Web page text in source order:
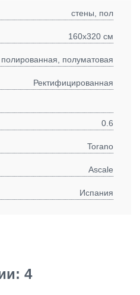
стены, пол
160x320 см
полированная, полуматовая
Ректифицированная
0.6
Torano
Ascale
Испания
4